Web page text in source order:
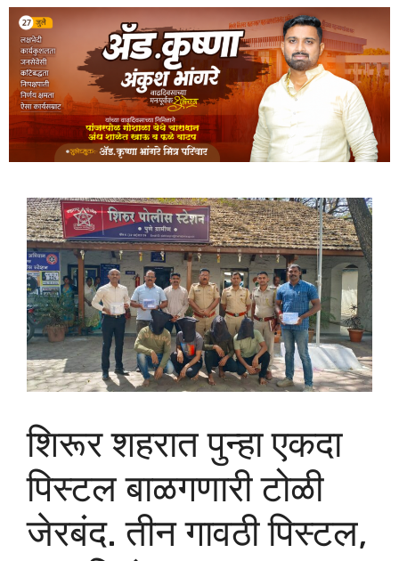
शिरूर शहरात पुन्हा एकदा
पिस्टल बाळगणारी टोळी
जेरबंद. तीन गावठी पिस्टल,